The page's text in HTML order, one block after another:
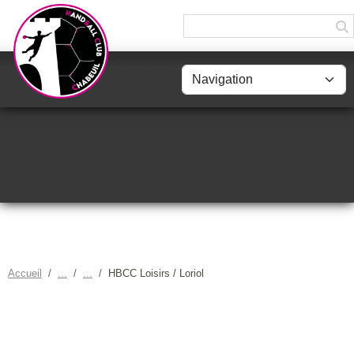
Accueil HBCC Loisirs / Loriol
Panneau de gestion des cookies